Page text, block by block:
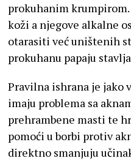
prokuhanim
koži a njegove alkalne
otarasiti već uništenih
prokuhanu papaju
Pravilna ishrana je jako
imaju problema sa
prehrambene masti te
pomoći u borbi protiv
direktno smanjuju